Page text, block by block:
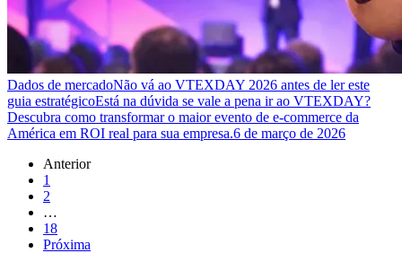
Dados de mercadoNão vá ao VTEXDAY 2026 antes de ler este
guia estratégicoEstá na dúvida se vale a pena ir ao VTEXDAY?
Descubra como transformar o maior evento de e-commerce da
América em ROI real para sua empresa.6 de março de 2026
Anterior
1
2
…
18
Próxima